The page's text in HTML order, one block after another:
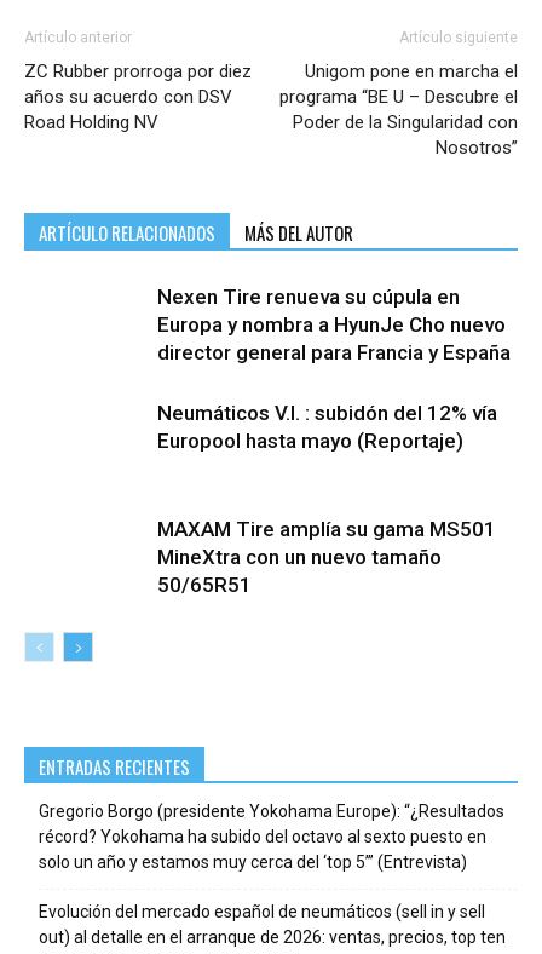
Artículo anterior
ZC Rubber prorroga por diez
años su acuerdo con DSV
Road Holding NV
Artículo siguiente
Unigom pone en marcha el
programa “BE U – Descubre el
Poder de la Singularidad con
Nosotros”
ARTÍCULO RELACIONADOS MÁS DEL AUTOR
Nexen Tire renueva su cúpula en
Europa y nombra a HyunJe Cho nuevo
director general para Francia y España
Neumáticos V.I. : subidón del 12% vía
Europool hasta mayo (Reportaje)
MAXAM Tire amplía su gama MS501
MineXtra con un nuevo tamaño
50/65R51
ENTRADAS RECIENTES
Gregorio Borgo (presidente Yokohama Europe): “¿Resultados
récord? Yokohama ha subido del octavo al sexto puesto en
solo un año y estamos muy cerca del ‘top 5’” (Entrevista)
Evolución del mercado español de neumáticos (sell in y sell
out) al detalle en el arranque de 2026: ventas, precios, top ten